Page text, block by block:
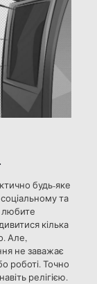
будь-яке
та
кілька
Але,
не заважає
роботі. Точно
релігією.